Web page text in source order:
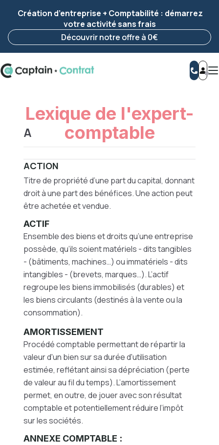
enregistrée 🚀
Reprendre ma démarche
🌟 Création d’entreprise + Comptabilité : démarrez
votre activité sans frais
Découvrir notre offre à 0€
Lexique de l'expert-
comptable
Tous les termes courants de l’expertise comptable
A
ACTION
Titre de propriété d’une part du capital, donnant
droit à une part des bénéfices. Une action peut
être achetée et vendue.
ACTIF
Ensemble des biens et droits qu’une entreprise
possède, qu’ils soient matériels - dits tangibles
- (bâtiments, machines…) ou immatériels - dits
intangibles - (brevets, marques…). L’actif
regroupe les biens immobilisés (durables) et
les biens circulants (destinés à la vente ou la
consommation).
AMORTISSEMENT
Procédé comptable permettant de répartir la
valeur d'un bien sur sa durée d'utilisation
estimée, reflétant ainsi sa dépréciation (perte
de valeur au fil du temps). L’amortissement
permet, en outre, de jouer avec son résultat
comptable et potentiellement réduire l’impôt
sur les sociétés.
ANNEXE COMPTABLE :